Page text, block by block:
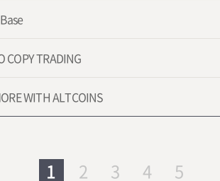
COPY TRADING
WITH ALTCOINS
1 2 3 4 5